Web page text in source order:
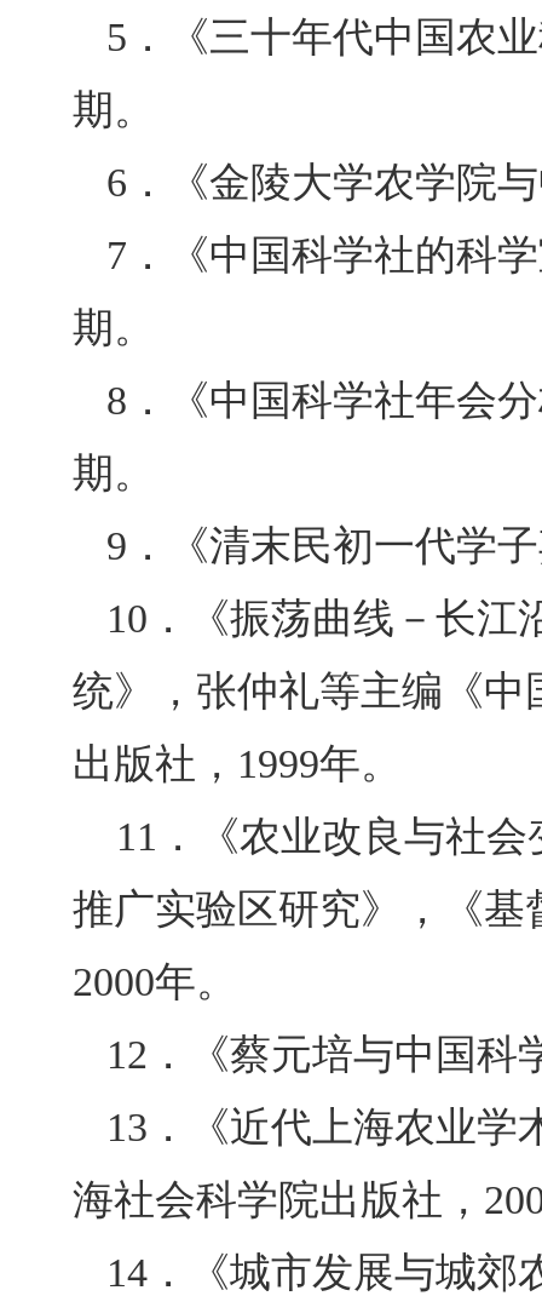
5 ．《三十年代中国农
期。
6 ．《金陵大学农学院
7 ．《中国科学社的科
期。
8 ．《中国科学社年会
期。
9 ．《清末民初一代学
10 ．《振荡曲线 － 长江
统》，张仲礼等主编《
出版社， 1999年。
11 ．《农业改良与社会
推广实验区研究》，《
2000年。
12 ．《蔡元培与中国
13 ．《近代上海农业
海社会科学院出版社，
14 ．《城市发展与城